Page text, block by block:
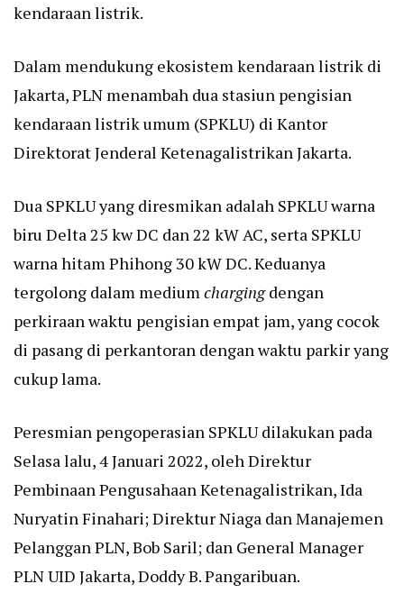
kendaraan listrik.
Dalam mendukung ekosistem kendaraan listrik di
Jakarta, PLN menambah dua stasiun pengisian
kendaraan listrik umum (SPKLU) di Kantor
Direktorat Jenderal Ketenagalistrikan Jakarta.
Dua SPKLU yang diresmikan adalah SPKLU warna
biru Delta 25 kw DC dan 22 kW AC, serta SPKLU
warna hitam Phihong 30 kW DC. Keduanya
tergolong dalam mediumchargingdengan
perkiraan waktu pengisian empat jam, yang cocok
di pasang di perkantoran dengan waktu parkir yang
cukup lama.
Peresmian pengoperasian SPKLU dilakukan pada
Selasa lalu, 4 Januari 2022, oleh Direktur
Pembinaan Pengusahaan Ketenagalistrikan, Ida
Nuryatin Finahari; Direktur Niaga dan Manajemen
Pelanggan PLN, Bob Saril; dan General Manager
PLN UID Jakarta, Doddy B. Pangaribuan.